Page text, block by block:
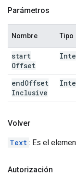
Parámetros
Nombre Tipo
start
Offset
endOffset
Inclusive
Volver
Text : Es el
Autorización